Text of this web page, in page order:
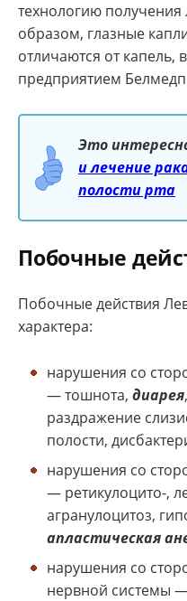
технологию
образом, глазные
отличаются от
предприятием
Это
и лечение
полости рта
Побочные
Побочные действия
характера:
нарушения со
— тошнота, диарея
раздражение
полости,
нарушения со
— ретикулоцито-,
агранулоцитоз,
апластическая
нарушения со
нервной системы